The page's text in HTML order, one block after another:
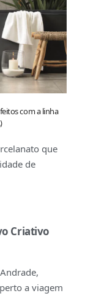
com a linha
que
de
Criativo
a viagem